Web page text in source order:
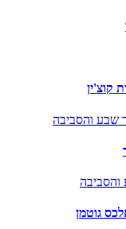
קוצ'ין
שבע והסביבה
גוטמן